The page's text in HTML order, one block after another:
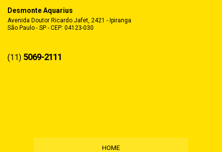
Desmonte Aquarius
Avenida Doutor Ricardo Jafet, 2421 - Ipiranga
São Paulo - SP - CEP: 04123-030
(11) 5069-2111
HOME